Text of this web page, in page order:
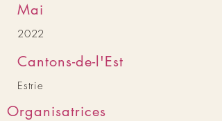
Mai
2022
Cantons-de-l'Est
Estrie
Organisatrices